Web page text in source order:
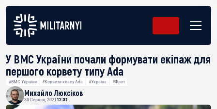
У ВМС України почали формувати екіпаж для
першого корвету типу Ada
#ВМС України #Корвети класу Ada #Україна #Флот
Михайло Люксіков
30 Серпня, 202112:31